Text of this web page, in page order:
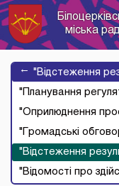
міська
→ "Відстеження
"Планування
"Оприлюднення
"Громадські
"Відстеження
"Відомості про